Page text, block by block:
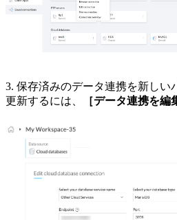
3. 保存済みのデータ連携を新しい
更新するには、
［データ連携を編